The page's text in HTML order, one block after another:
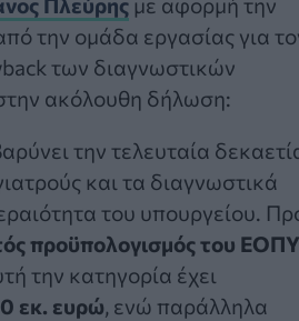
την ομάδα εργασίας για
των διαγνωστικών
ακόλουθη δήλωση:
την τελευταία
και τα διαγνωστικά
του υπουργείου.
προϋπολογισμός του
την κατηγορία έχει
εκ. ευρώ, ενώ παράλληλα